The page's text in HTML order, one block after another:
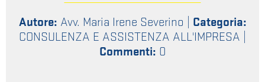
Autore: Avv. Maria Irene Severino
Categoria:
CONSULENZA E ASSISTENZA ALL'IMPRESA
Commenti: 0